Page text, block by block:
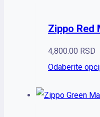
Zippo Red
4,800.00 RSD
Odaberite